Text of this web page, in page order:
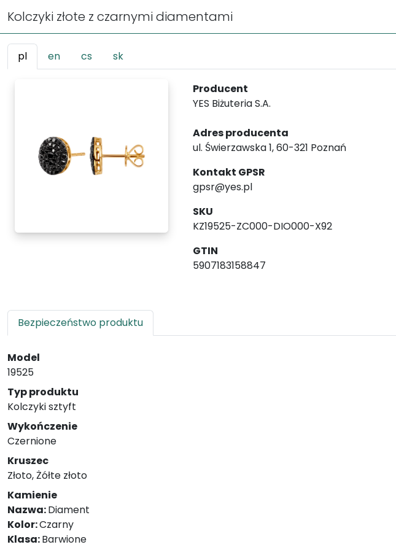
Kolczyki złote z czarnymi diamentami
pl en cs sk
Producent
YES Biżuteria S.A.
Adres producenta
ul. Świerzawska 1, 60-321 Poznań
Kontakt GPSR
gpsr@yes.pl
SKU
KZ19525-ZC000-DIO000-X92
GTIN
5907183158847
Bezpieczeństwo produktu
Model
19525
Typ produktu
Kolczyki sztyft
Wykończenie
Czernione
Kruszec
Złoto, Żółte złoto
Kamienie
Nazwa:Diament
Kolor:Czarny
Klasa:Barwione